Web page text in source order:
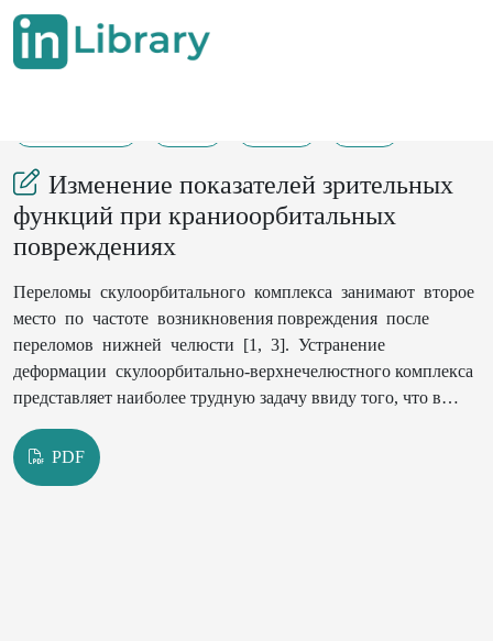
Изменение показателей зрительных
функций при краниоорбитальных
повреждениях
Переломы скулоорбитального комплекса занимают второе
место по частоте возникновения повреждения после
переломов нижней челюсти [1, 3]. Устранение
деформaции скулоорбитально-верхнечелюстного комплекса
представляет наиболее трудную задачу ввиду того, что в
важный орган, как глаз, и система слезных путей [2, 4]. Ряд
авторовутверждает, что трaвмa глазницы c вoвлeчeниeм
PDF